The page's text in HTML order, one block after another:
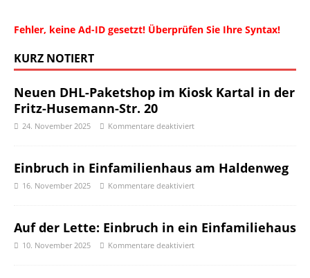
Fehler, keine Ad-ID gesetzt! Überprüfen Sie Ihre Syntax!
KURZ NOTIERT
Neuen DHL-Paketshop im Kiosk Kartal in der
Fritz-Husemann-Str. 20
24. November 2025 Kommentare deaktiviert
Einbruch in Einfamilienhaus am Haldenweg
16. November 2025 Kommentare deaktiviert
Auf der Lette: Einbruch in ein Einfamiliehaus
10. November 2025 Kommentare deaktiviert